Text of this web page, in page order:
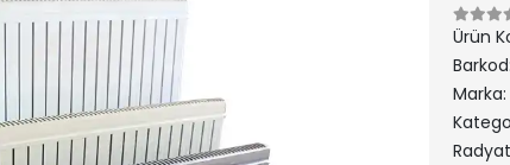
Ürün
Barkod:
Marka: